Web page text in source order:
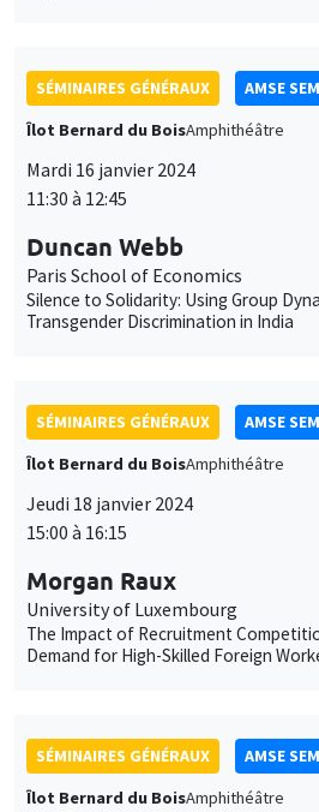
SÉMINAIRES GÉNÉRAUX
AMSE
Îlot Bernard du BoisAmphithéâtre
Mardi 16 janvier 2024
11:30 à 12:45
Duncan Webb
Paris School of Economics
Silence to Solidarity: Using Group
Transgender Discrimination in India
SÉMINAIRES GÉNÉRAUX
AMSE
Îlot Bernard du BoisAmphithéâtre
Jeudi 18 janvier 2024
15:00 à 16:15
Morgan Raux
University of Luxembourg
The Impact of Recruitment
Demand for High-Skilled Foreign
SÉMINAIRES GÉNÉRAUX
AMSE
Îlot Bernard du BoisAmphithéâtre